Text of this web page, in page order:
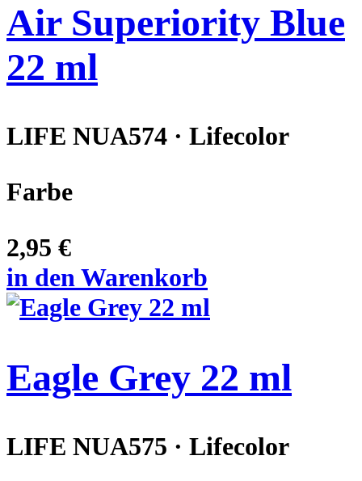
Air Superiority Blue
22 ml
LIFE NUA574 · Lifecolor
Farbe
2,95 €
in den Warenkorb
Eagle Grey 22 ml
LIFE NUA575 · Lifecolor